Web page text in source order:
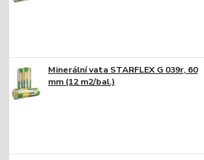
Minerální vata STARFLEX G 039r, 60
mm (12 m2/bal.)